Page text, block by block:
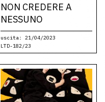
NON CREDERE A
NESSUNO
uscita: 21/04/2023
LTD-182/23